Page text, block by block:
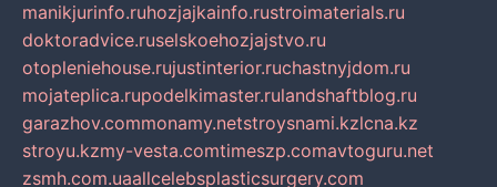
manikjurinfo.ruhozjajkainfo.rustroimaterials.ru
doktoradvice.ruselskoehozjajstvo.ru
otopleniehouse.rujustinterior.ruchastnyjdom.ru
mojateplica.rupodelkimaster.rulandshaftblog.ru
garazhov.commonamy.netstroysnami.kzlcna.kz
stroyu.kzmy-vesta.comtimeszp.comavtoguru.net
zsmh.com.uaallcelebsplasticsurgery.com